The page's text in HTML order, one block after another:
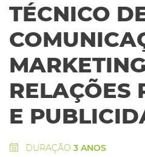
TÉCNICO
RELAÇÕES
E
DURAÇÃO 3 ANOS